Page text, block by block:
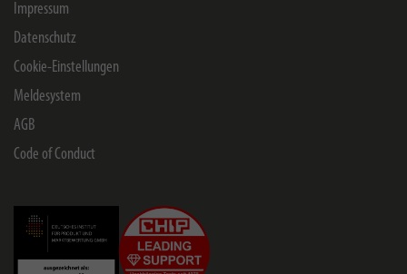
Impressum
Datenschutz
Cookie-Einstellungen
Meldesystem
AGB
Code of Conduct